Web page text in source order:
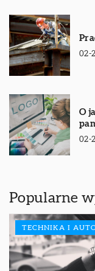
02-
O
02-
Popularne
TECHNIKA I